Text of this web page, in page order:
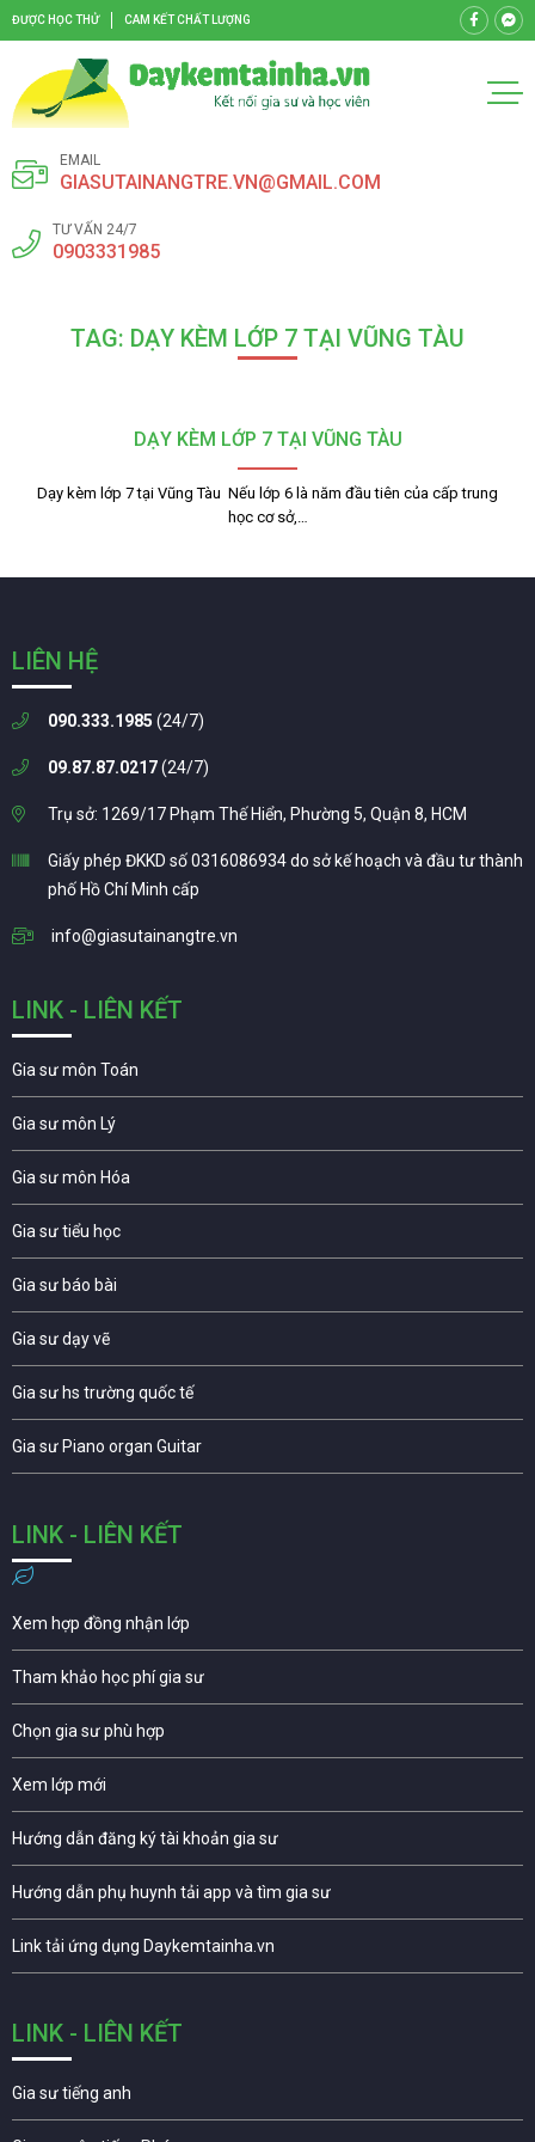
ĐƯỢC HỌC THỬ CAM KẾT CHẤT LƯỢNG
EMAIL
GIASUTAINANGTRE.VN@GMAIL.COM
TƯ VẤN 24/7
0903331985
TAG: DẠY KÈM LỚP 7 TẠI VŨNG TÀU
DẠY KÈM LỚP 7 TẠI VŨNG TÀU
Dạy kèm lớp 7 tại Vũng Tàu Nếu lớp 6 là năm đầu tiên của cấp trung
học cơ sở,…
LIÊN HỆ
090.333.1985 (24/7)
09.87.87.0217(24/7)
Trụ sở: 1269/17 Phạm Thế Hiển, Phường 5, Quận 8, HCM
Giấy phép ĐKKD số 0316086934 do sở kế hoạch và đầu tư thành
phố Hồ Chí Minh cấp
info@giasutainangtre.vn
LINK - LIÊN KẾT
Gia sư môn Toán
Gia sư môn Lý
Gia sư môn Hóa
Gia sư tiểu học
Gia sư báo bài
Gia sư dạy vẽ
Gia sư hs trường quốc tế
Gia sư Piano organ Guitar
LINK - LIÊN KẾT
Xem hợp đồng nhận lớp
Tham khảo học phí gia sư
Chọn gia sư phù hợp
Xem lớp mới
Hướng dẫn đăng ký tài khoản gia sư
Hướng dẫn phụ huynh tải app và tìm gia sư
Link tải ứng dụng Daykemtainha.vn
LINK - LIÊN KẾT
Gia sư tiếng anh